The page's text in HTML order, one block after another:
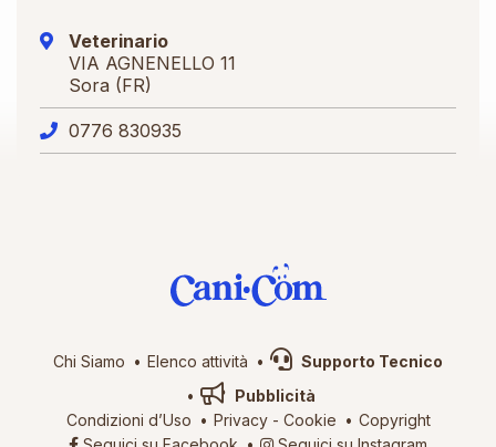
Veterinario
VIA AGNENELLO 11
Sora (FR)
0776 830935
Chi Siamo Elenco attività
Supporto Tecnico
Pubblicità
Condizioni d’Uso
Privacy- Cookie
Copyright